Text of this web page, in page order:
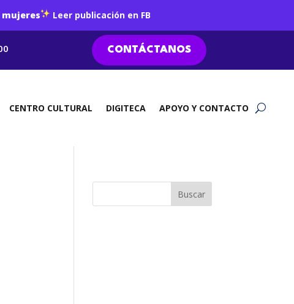
Leer publicación en FB
CONTÁCTANOS
CENTRO CULTURAL DIGITECA APOYO Y CONTACTO